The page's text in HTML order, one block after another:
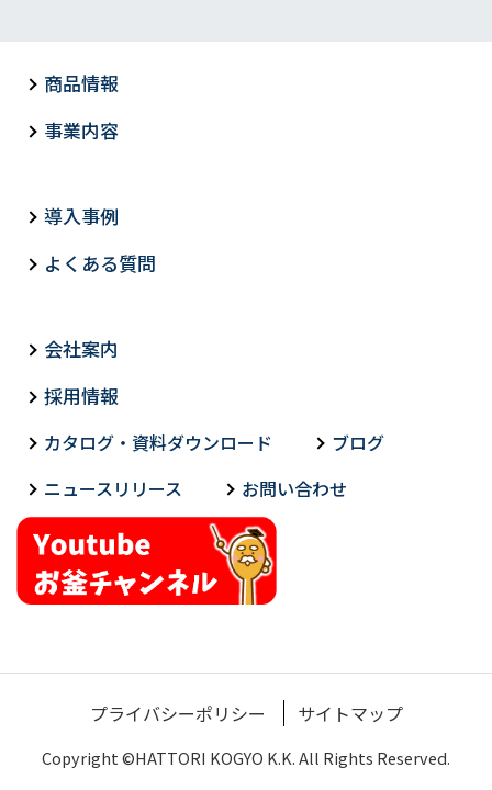
商品情報
事業内容
導入事例
よくある質問
会社案内
採用情報
カタログ・資料ダウンロード
ブログ
ニュースリリース
お問い合わせ
プライバシーポリシー サイトマップ
Copyright ©HATTORI KOGYO K.K. All Rights Reserved.